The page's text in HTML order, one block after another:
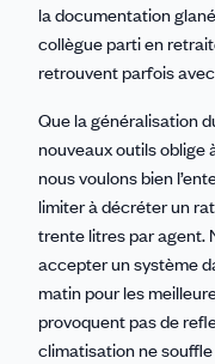
la documentation
collègue parti en
retrouvent parfois
Que la généralisation
nouveaux outils oblige
nous voulons bien
limiter à décréter un
trente litres par agent.
accepter un système
matin pour les
provoquent pas de
climatisation ne